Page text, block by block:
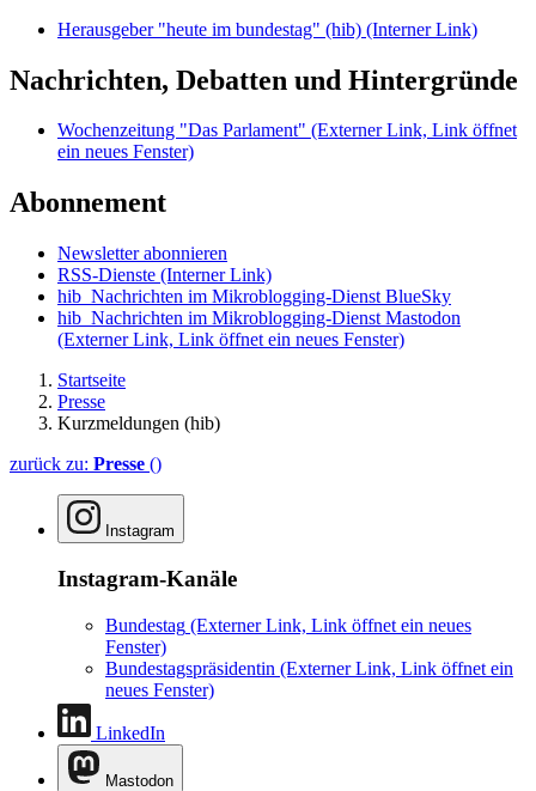
Herausgeber "heute im bundestag" (hib) (Interner Link)
Nachrichten, Debatten und Hintergründe
Wochenzeitung "Das Parlament" (Externer Link, Link öffnet
ein neues Fenster)
Abonnement
Newsletter abonnieren
RSS-Dienste (Interner Link)
hib_Nachrichten im Mikroblogging-Dienst BlueSky
hib_Nachrichten im Mikroblogging-Dienst Mastodon
(Externer Link, Link öffnet ein neues Fenster)
Startseite
Presse
Kurzmeldungen (hib)
zurück zu: Presse ()
Instagram
Instagram-Kanäle
Bundestag (Externer Link, Link öffnet ein neues
Fenster)
Bundestagspräsidentin (Externer Link, Link öffnet ein
neues Fenster)
LinkedIn
Mastodon